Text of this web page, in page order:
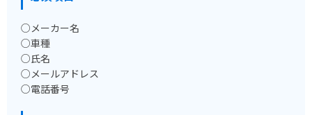
○メーカー名
○車種
○氏名
○メールアドレス
○電話番号